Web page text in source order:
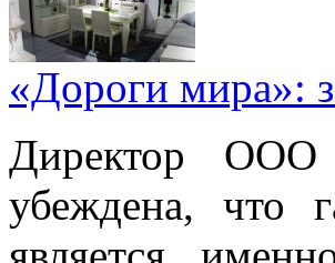
«Дороги мира»:
Директор
убеждена, что